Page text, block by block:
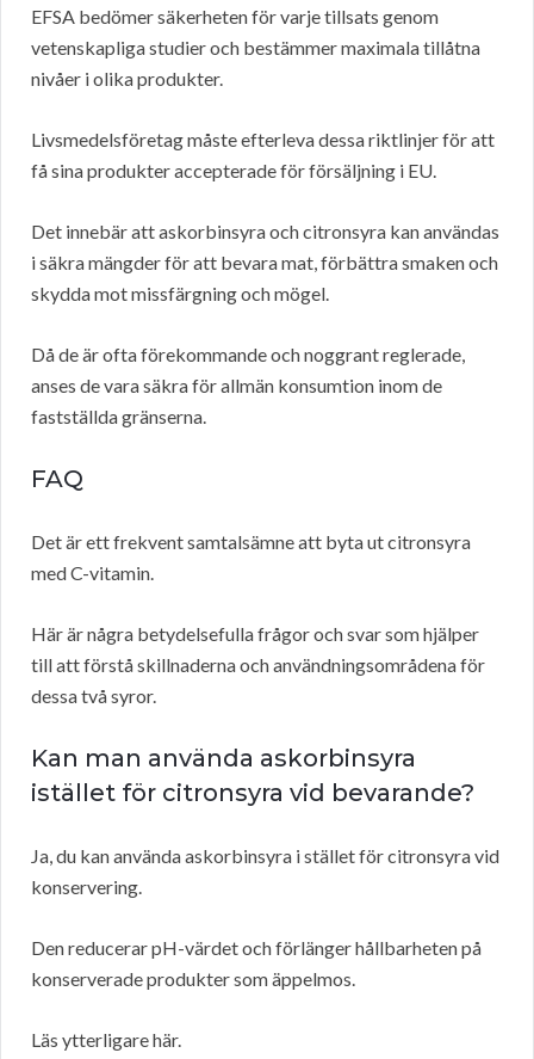
EFSA bedömer säkerheten för varje tillsats genom
vetenskapliga studier och bestämmer maximala tillåtna
nivåer i olika produkter.
Livsmedelsföretag måste efterleva dessa riktlinjer för att
få sina produkter accepterade för försäljning i EU.
Det innebär att askorbinsyra och citronsyra kan användas
i säkra mängder för att bevara mat, förbättra smaken och
skydda mot missfärgning och mögel.
Då de är ofta förekommande och noggrant reglerade,
anses de vara säkra för allmän konsumtion inom de
fastställda gränserna.
FAQ
Det är ett frekvent samtalsämne att byta ut citronsyra
med C-vitamin.
Här är några betydelsefulla frågor och svar som hjälper
till att förstå skillnaderna och användningsområdena för
dessa två syror.
Kan man använda askorbinsyra
istället för citronsyra vid bevarande?
Ja, du kan använda askorbinsyra i stället för citronsyra vid
konservering.
Den reducerar pH-värdet och förlänger hållbarheten på
konserverade produkter som äppelmos.
Läs ytterligare här.